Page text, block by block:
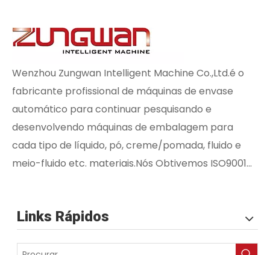
Wenzhou Zungwan Intelligent Machine Co.,Ltd.é o
fabricante profissional de máquinas de envase
automático para continuar pesquisando e
desenvolvendo máquinas de embalagem para
cada tipo de líquido, pó, creme/pomada, fluido e
meio-fluido etc. materiais.Nós Obtivemos ISO9001...
Links Rápidos